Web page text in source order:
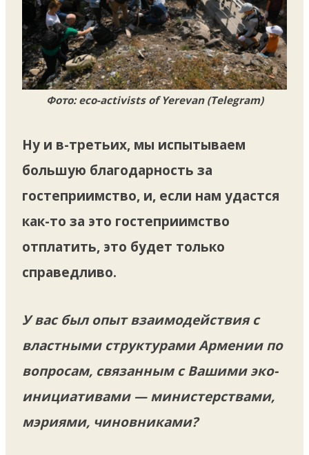
Фото: eco-activists of Yerevan (Telegram)
Ну и в-третьих, мы испытываем
большую благодарность за
гостеприимство, и, если нам удастся
как-то за это гостеприимство
отплатить, это будет только
справедливо.
У вас был опыт взаимодействия с
властными структурами Армении по
вопросам, связанным с Вашими эко-
инициативами — министерствами,
мэриями, чиновниками?